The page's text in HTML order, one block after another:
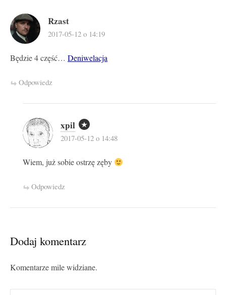
Rzast
2017-05-12 o 14:19
Będzie 4 część… Deniwelacja
Odpowiedz
xpil
2017-05-12 o 14:48
Wiem, już sobie ostrzę zęby
Odpowiedz
Dodaj komentarz
Komentarze mile widziane.